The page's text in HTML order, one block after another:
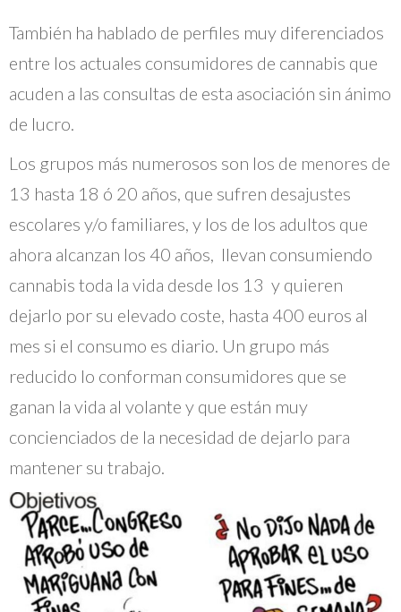
También ha hablado de perfiles muy diferenciados
entre los actuales consumidores de cannabis que
acuden a las consultas de esta asociación sin ánimo
de lucro.
Los grupos más numerosos son los de menores de
13 hasta 18 ó 20 años, que sufren desajustes
escolares y/o familiares, y los de los adultos que
ahora alcanzan los 40 años, llevan consumiendo
cannabis toda la vida desde los 13 y quieren
dejarlo por su elevado coste, hasta 400 euros al
mes si el consumo es diario. Un grupo más
reducido lo conforman consumidores que se
ganan la vida al volante y que están muy
concienciados de la necesidad de dejarlo para
mantener su trabajo.